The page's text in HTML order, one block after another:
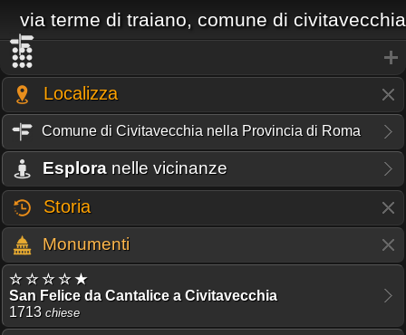
via terme di traiano, comune di civitavecchia
Localizza
Comune di Civitavecchia nella Provincia di Roma
Esplora nelle vicinanze
Storia
Monumenti
☆ ☆ ☆ ☆ ★
San Felice da Cantalice a Civitavecchia
1713 chiese